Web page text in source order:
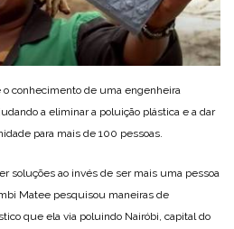
o conhecimento de uma engenheira
a eliminar a poluição plástica e a dar
para mais de 100 pessoas.
soluções ao invés de ser mais uma pessoa
Matee pesquisou maneiras de
que ela via poluindo Nairóbi, capital do